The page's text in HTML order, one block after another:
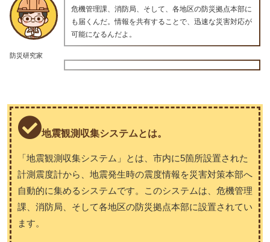
防災研究家
危機管理課、消防局、そして、各地区の防災拠点本部に
も届くんだ。情報を共有することで、迅速な災害対応が
可能になるんだよ。
地震観測収集システムとは。
「地震観測収集システム」とは、市内に5箇所設置された
計測震度計から、地震発生時の震度情報を災害対策本部へ
自動的に集めるシステムです。このシステムは、危機管理
課、消防局、そして各地区の防災拠点本部に設置されてい
ます。